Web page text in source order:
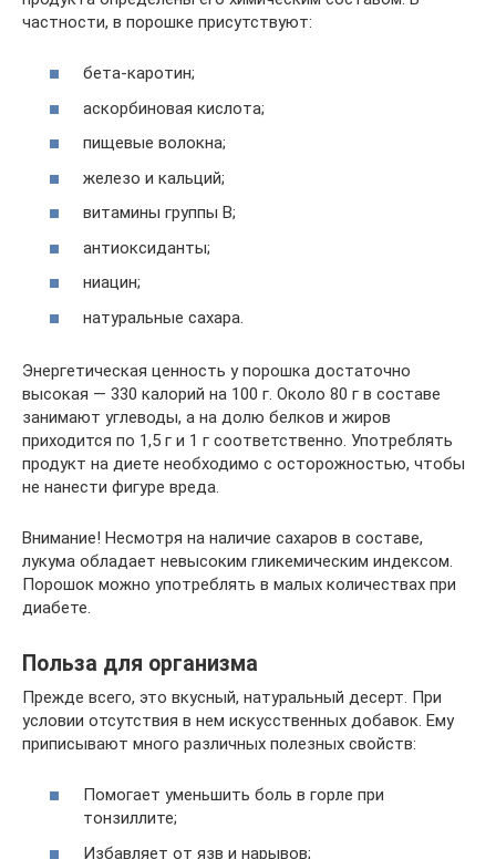
частности, в порошке присутствуют:
бета-каротин;
аскорбиновая кислота;
пищевые волокна;
железо и кальций;
витамины группы В;
антиоксиданты;
ниацин;
натуральные сахара.
Энергетическая ценность у порошка достаточно
высокая — 330 калорий на 100 г. Около 80 г в составе
занимают углеводы, а на долю белков и жиров
приходится по 1,5 г и 1 г соответственно. Употреблять
продукт на диете необходимо с осторожностью, чтобы
не нанести фигуре вреда.
Внимание! Несмотря на наличие сахаров в составе,
лукума обладает невысоким гликемическим индексом.
Порошок можно употреблять в малых количествах при
диабете.
Польза для организма
Прежде всего, это вкусный, натуральный десерт. При
условии отсутствия в нем искусственных добавок. Ему
приписывают много различных полезных свойств:
Помогает уменьшить боль в горле при
тонзиллите;
Избавляет от язв и нарывов;